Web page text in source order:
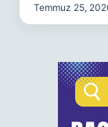
Temmuz 25,